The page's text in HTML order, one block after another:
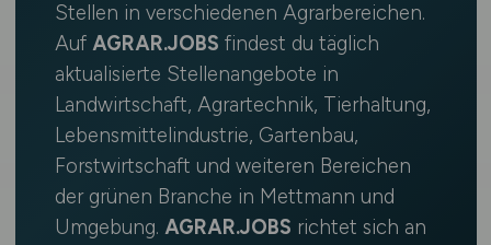
Stellen in verschiedenen Agrarbereichen.
Auf AGRAR.JOBS findest du täglich
aktualisierte Stellenangebote in
Landwirtschaft, Agrartechnik, Tierhaltung,
Lebensmittelindustrie, Gartenbau,
Forstwirtschaft und weiteren Bereichen
der grünen Branche in Mettmann und
Umgebung. AGRAR.JOBS richtet sich an